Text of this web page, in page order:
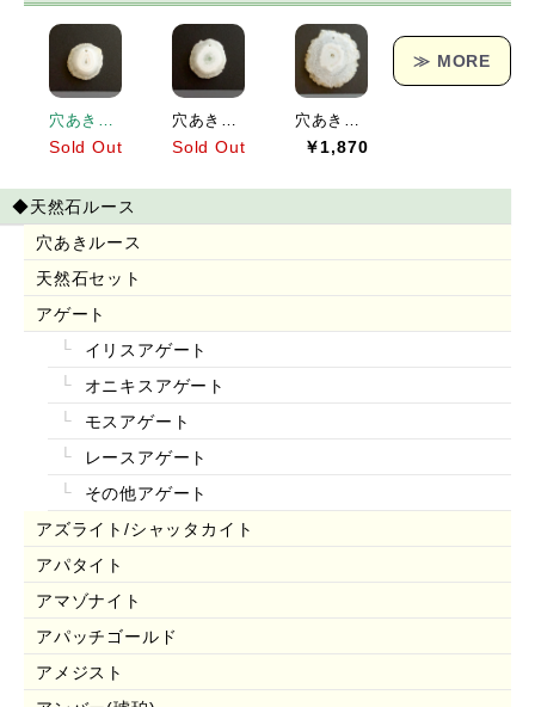
Sold Out Sold Out ￥1,870
≫ MORE
◆天然石ルース
穴あきルース
天然石セット
アゲート
イリスアゲート
オニキスアゲート
モスアゲート
レースアゲート
その他アゲート
アズライト/シャッタカイト
アパタイト
アマゾナイト
アパッチゴールド
アメジスト